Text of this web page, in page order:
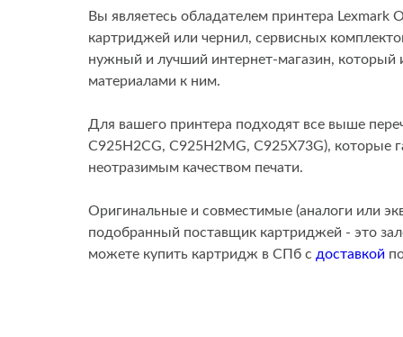
Вы являетесь обладателем принтера
картриджей или чернил, сервисных
нужный и лучший интернет-магазин,
материалами к ним.
Для вашего принтера подходят все выше
C925H2CG, C925H2MG, C925X73G), которые
неотразимым качеством печати.
Оригинальные и совместимые (аналоги или
подобранный поставщик картриджей - это
можете купить картридж в СПб с доставкой